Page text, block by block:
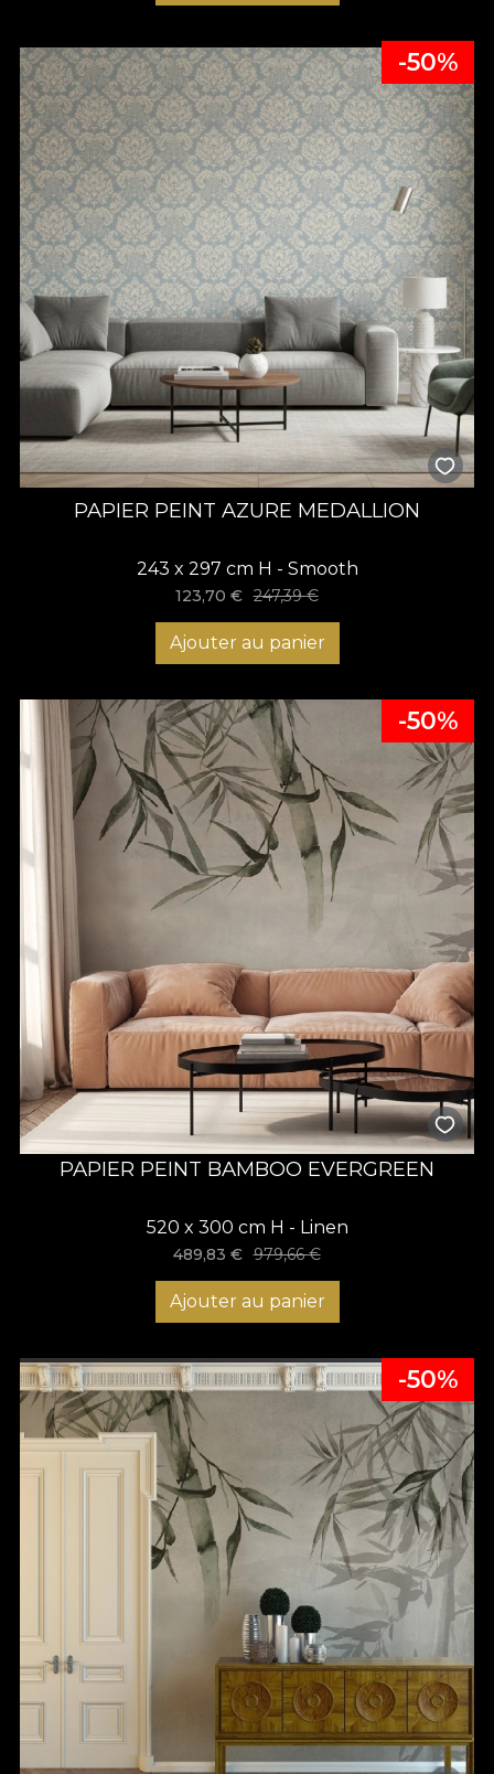
-50%
PAPIER PEINT AZURE MEDALLION
243 x 297 cm H - Smooth
123,70€ 247,39€
Ajouter au panier
-50%
PAPIER PEINT BAMBOO EVERGREEN
520 x 300 cm H - Linen
489,83€ 979,66€
Ajouter au panier
-50%